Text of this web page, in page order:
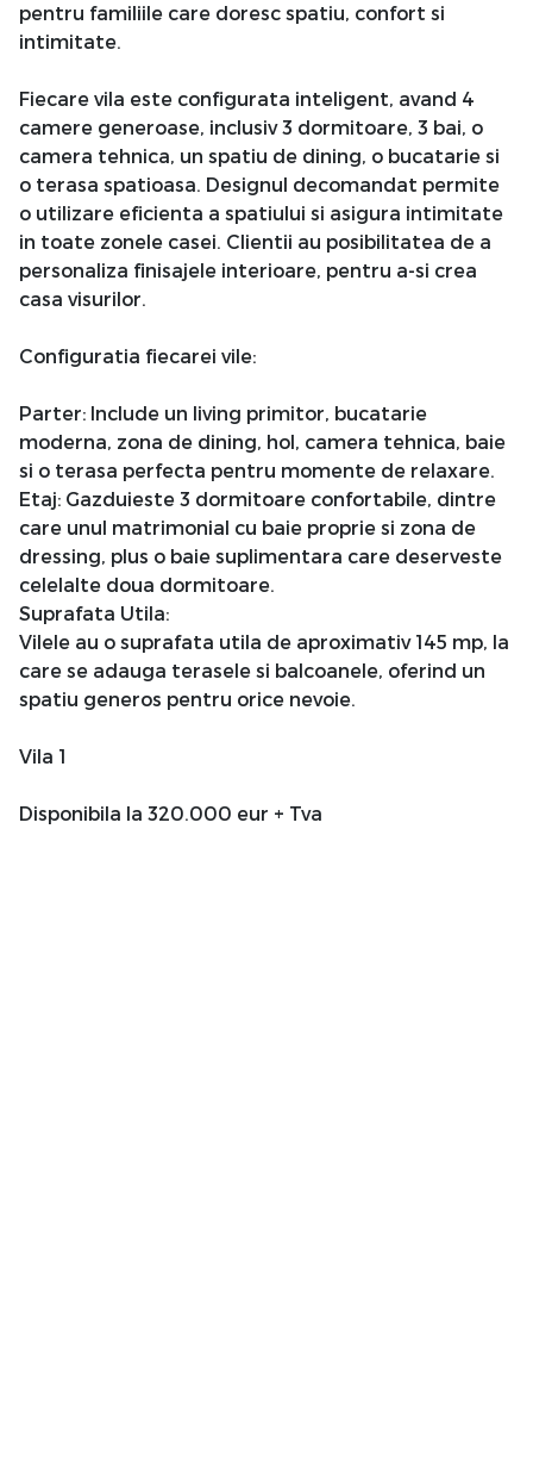
pentru familiile care doresc spatiu, confort si
intimitate.
Fiecare vila este configurata inteligent, avand 4
camere generoase, inclusiv 3 dormitoare, 3 bai, o
camera tehnica, un spatiu de dining, o bucatarie si
o terasa spatioasa. Designul decomandat permite
o utilizare eficienta a spatiului si asigura intimitate
in toate zonele casei. Clientii au posibilitatea de a
personaliza finisajele interioare, pentru a-si crea
casa visurilor.
Configuratia fiecarei vile:
Parter: Include un living primitor, bucatarie
moderna, zona de dining, hol, camera tehnica, baie
si o terasa perfecta pentru momente de relaxare.
Etaj: Gazduieste 3 dormitoare confortabile, dintre
care unul matrimonial cu baie proprie si zona de
dressing, plus o baie suplimentara care deserveste
celelalte doua dormitoare.
Suprafata Utila:
Vilele au o suprafata utila de aproximativ 145 mp, la
care se adauga terasele si balcoanele, oferind un
spatiu generos pentru orice nevoie.
Vila 1
Disponibila la 320.000 eur + Tva